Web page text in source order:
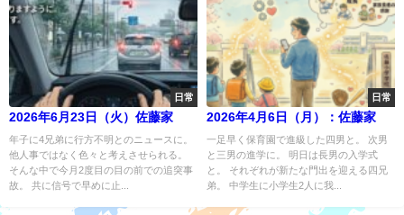
日常
2026年6月23日（火）佐藤家
年子に4兄弟に行方不明とのニュースに。
他人事ではなく色々と考えさせられる。
そんな中で今月2度目の目の前での追突事
故。 共に信号で早めに止...
日常
2026年4月6日（月）：佐藤家
一足早く保育園で進級した四男と。 次男
と三男の進学に。 明日は長男の入学式
と。 それぞれが新たな門出を迎える四兄
弟。 中学生に小学生2人に我...